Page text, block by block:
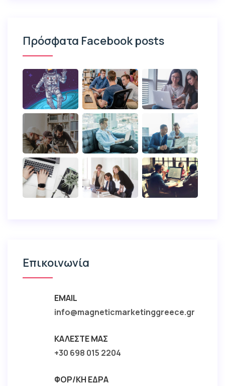
Πρόσφατα Facebook posts
Επικοινωνία
EMAIL
info@magneticmarketinggreece.gr
ΚΑΛΈΣΤΕ ΜΑΣ
+30 698 015 2204
ΦΟΡ/ΚΉ ΈΔΡΑ